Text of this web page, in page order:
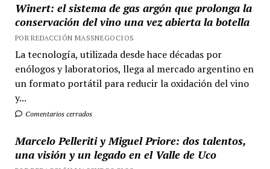
Winert: el sistema de gas argón que prolonga la
conservación del vino una vez abierta la botella
POR REDACCIÓN MASSNEGOCIOS
La tecnología, utilizada desde hace décadas por
enólogos y laboratorios, llega al mercado argentino en
un formato portátil para reducir la oxidación del vino
y...
Comentarios cerrados
Marcelo Pelleriti y Miguel Priore: dos talentos,
una visión y un legado en el Valle de Uco